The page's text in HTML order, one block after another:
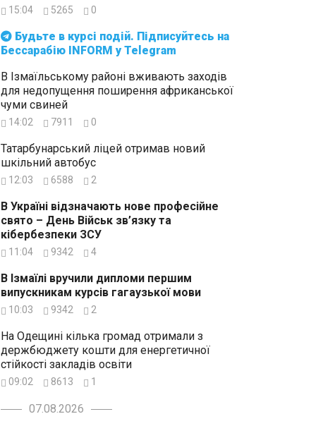
Бессарабію INFORM у Telegram
15:04 5265 0
В Ізмаїльському районі вживають заходів
для недопущення поширення африканської
чуми свиней
14:02 7911 0
Татарбунарський ліцей отримав новий
шкільний автобус
12:03 6588 2
В Україні відзначають нове професійне
свято – День Військ зв’язку та
кібербезпеки ЗСУ
11:04 9342 4
В Ізмаїлі вручили дипломи першим
випускникам курсів гагаузької мови
10:03 9342 2
На Одещині кілька громад отримали з
держбюджету кошти для енергетичної
стійкості закладів освіти
09:02 8613 1
07.08.2026